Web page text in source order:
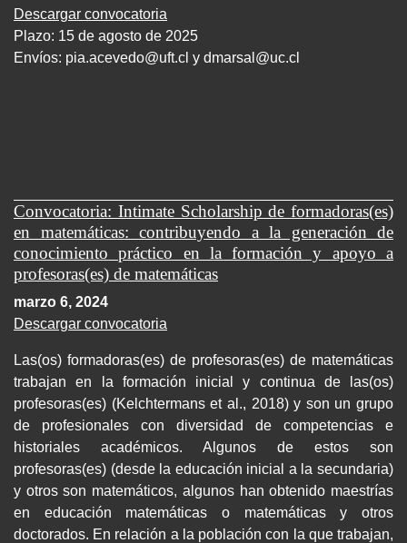
Descargar convocatoria
Plazo: 15 de agosto de 2025
Envíos: pia.acevedo@uft.cl y dmarsal@uc.cl
Convocatoria: Intimate Scholarship de formadoras(es)
en matemáticas: contribuyendo a la generación de
conocimiento práctico en la formación y apoyo a
profesoras(es) de matemáticas
marzo 6, 2024
Descargar convocatoria
Las(os) formadoras(es) de profesoras(es) de matemáticas
trabajan en la formación inicial y continua de las(os)
profesoras(es) (Kelchtermans et al., 2018) y son un grupo
de profesionales con diversidad de competencias e
historiales académicos. Algunos de estos son
profesoras(es) (desde la educación inicial a la secundaria)
y otros son matemáticos, algunos han obtenido maestrías
en educación matemáticas o matemáticas y otros
doctorados. En relación a la población con la que trabajan,